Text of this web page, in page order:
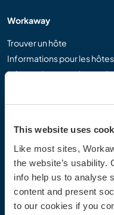
This website uses
Like most sites,
the website’s usability.
info help us to analyse
content and present
to our cookies if you
Workaway
Trouver un hôte
Informations pour les hôtes
Informations pour les
S'inscrire comme hôte
Réductions et partenaires
Workaway Blog
Galerie de photos